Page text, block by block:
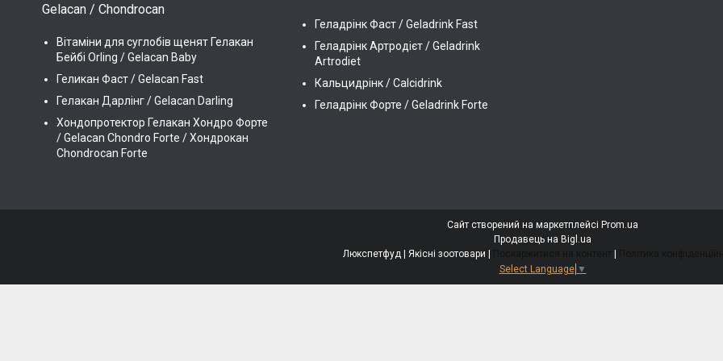
Gelacan / Chondrocan
Вітаміни для суглобів щенят Гелакан
Бейбі Orling / Gelacan Baby
Геликан Фаст / Gelacan Fast
Гелакан Дарлінг / Gelacan Darling
Хондопротектор Гелакан Хондро Форте
/ Gelacan Chondro Forte / Хондрокан
Chondrocan Forte
Геладрінк Фаст / Geladrink Fast
Геладрінк Артродієт / Geladrink
Artrodiet
Кальцидрінк / Calcidrink
Геладрінк Форте / Geladrink Forte
Сайт створений на маркетплейсі Prom.ua
Продавець на Bigl.ua
Select Language ▼